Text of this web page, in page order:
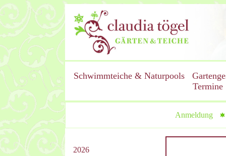
Schwimmteiche & Naturpools
Termine
Anmeldung
2026